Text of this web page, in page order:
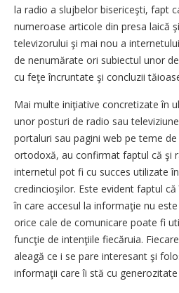
la radio a slujbelor bisericeşti, fapt
numeroase articole din presa laică
televizorului şi mai nou a
de nenumărate ori subiectul unor
cu feţe încruntate şi concluzii
Mai multe iniţiative concretizate în
unor posturi de radio sau
portaluri sau pagini web pe teme
ortodoxă, au confirmat faptul că şi
internetul pot fi cu succes utilizate
credincioşilor. Este evident faptul
în care accesul la informaţie nu
orice cale de comunicare poate fi
funcţie de intenţiile fiecăruia.
aleagă ce i se pare interesant şi
informaţii care îi stă cu